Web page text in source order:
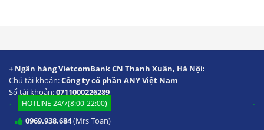
+ Ngân hàng VietcomBank CN Thanh Xuân, Hà Nội:
Chủ tài khoản:Công ty cổ phần ANY Việt Nam
Số tài khoản:0711000226289
HOTLINE 24/7(8:00-22:00)
0969.938.684(Mrs Toan)